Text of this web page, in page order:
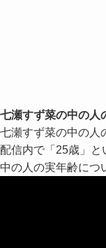
七瀬すず菜の中の人
七瀬すず菜の中の人
配信内で「25歳」と
中の人の実年齢につ